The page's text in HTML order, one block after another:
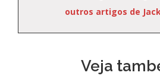
outros artigos de
Veja